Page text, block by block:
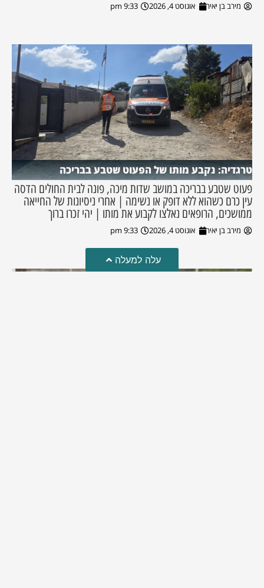
מירב בן יאיר אוגוסט 4, 2026 9:33 pm
טרגדיה: נקבע מותו של הפעוט שטבע בבריכה
פעוט שטבע בבריכה במושב שדות מיכה, פונה לבית החולים הדסה
עין כרם כשהוא ללא דופק או נשימה | אחרי ניסיונות של החייאה
ממושכים, הרופאים נאלצו לקבוע את מותו | יהי זכרו ברוך
מירב בן יאיר אוגוסט 4, 2026 9:33 pm
עלה למעלה